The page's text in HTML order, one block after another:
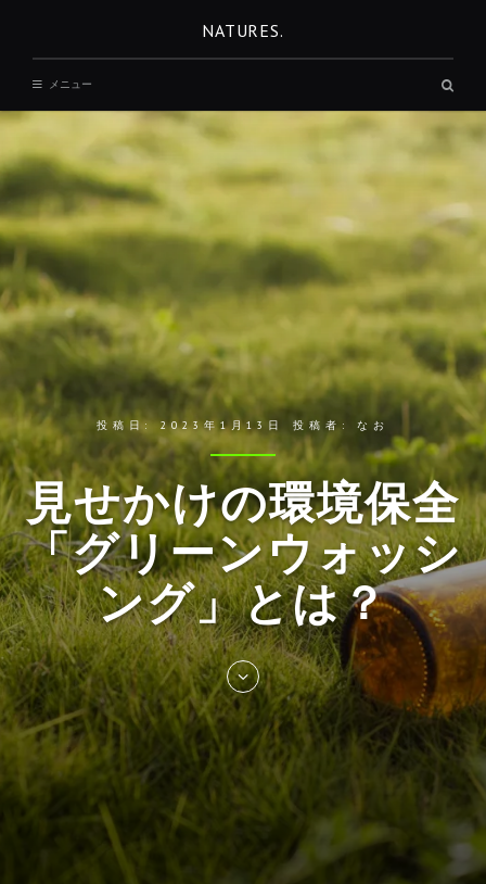
ツ
へ
移
動
NATURES.
メニュー
投稿日:2023年1月13日 投稿者:なお
見せかけの環境保全
「グリーンウォッシ
ング」とは？
Skip
to
entry
content